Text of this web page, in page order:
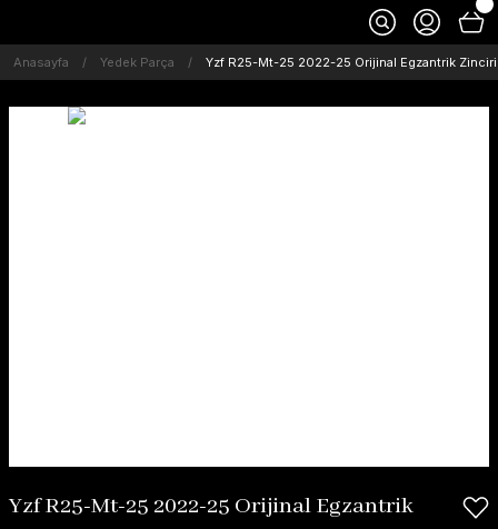
Anasayfa Yedek Parça Yzf R25-Mt-25 2022-25 Orijinal Egzantrik
Yzf R25-Mt-25 2022-25 Orijinal Egzantrik